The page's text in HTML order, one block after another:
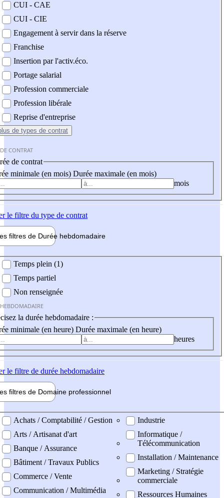
CUI - CAE
CUI - CIE
Engagement à servir dans la réserve
Franchise
Insertion par l'activ.éco.
Portage salarial
Profession commerciale
Profession libérale
Reprise d'entreprise
de types de contrat
CONTRAT
de contrat
minimale (en mois) Durée maximale (en mois)
mois
le filtre du type de contrat
filtres de Durée hebdomadaire
Temps plein (1)
Temps partiel
Non renseignée
la durée hebdomadaire :
minimale (en heure) Durée maximale (en heure)
heures
le filtre de durée hebdomadaire
filtres de Domaine professionnel
professionel
Achats / Comptabilité / Gestion
Arts / Artisanat d'art
Banque / Assurance
Bâtiment / Travaux Publics
Commerce / Vente
Communication / Multimédia
Industrie
Informatique /
Télécommunication
Installation / Maintenance
Marketing / Stratégie
commerciale
Ressources Humaines